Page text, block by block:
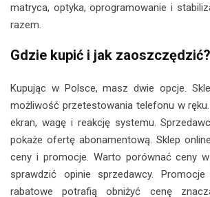
matryca, optyka, oprogramowanie i
razem.
Gdzie kupić i jak zaoszczędzić?
Kupując w Polsce, masz dwie opcje.
możliwość przetestowania telefonu w
ekran, wagę i reakcję systemu.
pokaże ofertę abonamentową. Sklep
ceny i promocje. Warto porównać ceny
sprawdzić opinie sprzedawcy.
rabatowe potrafią obniżyć cenę